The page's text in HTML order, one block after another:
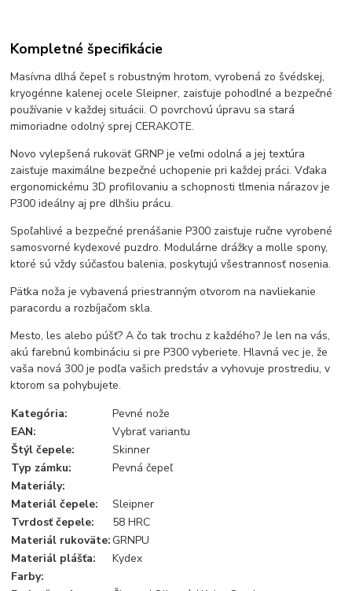
Kompletné špecifikácie
Masívna dlhá čepeľ s robustným hrotom, vyrobená zo švédskej,
kryogénne kalenej ocele Sleipner, zaisťuje pohodlné a bezpečné
používanie v každej situácii. O povrchovú úpravu sa stará
mimoriadne odolný sprej CERAKOTE.
Novo vylepšená rukoväť GRNP je veľmi odolná a jej textúra
zaisťuje maximálne bezpečné uchopenie pri každej práci. Vďaka
ergonomickému 3D profilovaniu a schopnosti tlmenia nárazov je
P300 ideálny aj pre dlhšiu prácu.
Spoľahlivé a bezpečné prenášanie P300 zaisťuje ručne vyrobené
samosvorné kydexové puzdro. Modulárne drážky a molle spony,
ktoré sú vždy súčasťou balenia, poskytujú všestrannosť nosenia.
Pätka noža je vybavená priestranným otvorom na navliekanie
paracordu a rozbíjačom skla.
Mesto, les alebo púšť? A čo tak trochu z každého? Je len na vás,
akú farebnú kombináciu si pre P300 vyberiete. Hlavná vec je, že
vaša nová 300 je podľa vašich predstáv a vyhovuje prostrediu, v
ktorom sa pohybujete.
Kategória:
Pevné nože
EAN:
Vybrať variantu
Štýl čepele:
Skinner
Typ zámku:
Pevná čepeľ
Materiály:
Materiál čepele:
Sleipner
Tvrdosť čepele:
58 HRC
Materiál rukoväte: GRNPU
Materiál plášťa:
Kydex
Farby: